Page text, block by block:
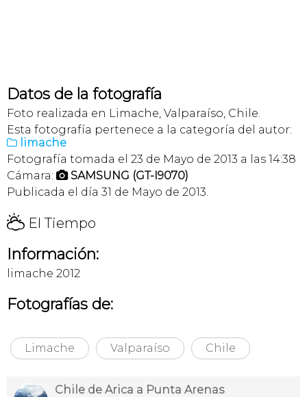
Datos de la fotografía
Foto realizada en Limache, Valparaíso, Chile.
Esta fotografía pertenece a la categoría del autor:

limache
Fotografía tomada el 23 de Mayo de 2013 a las 14:38
Cámara:  SAMSUNG (GT-I9070)
Publicada el día 31 de Mayo de 2013.
H El Tiempo
Información:
limache 2012
Fotografías de:
Limache Valparaíso Chile
Chile de Arica a Punta Arenas